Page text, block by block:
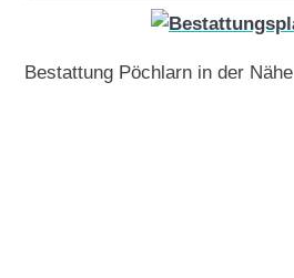
Bestattung Pöchlarn in der Nähe